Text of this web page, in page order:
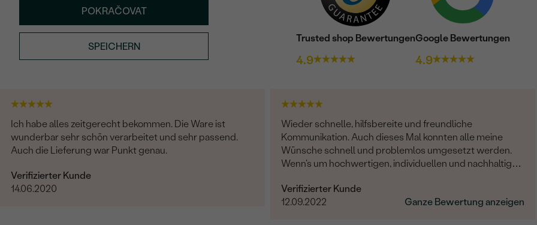
POKRAČOVAT
SPEICHERN
Trusted shop Bewertungen
4.9
Google Bewertungen
4.9
Ich habe alles zeitgerecht bekommen. Die Ware ist
wunderbar sehr schön verarbeitet und sehr passend.
Auch die Lieferung war Punkt genau.
Verifizierter Kunde
14.06.2020
Wieder schnelle, hilfsbereite und freundliche
Kommunikation. Auch dieses Mal konnten alle meine
Wünsche schnell und problemlos umgesetzt werden.
Wenn's um hochwertigen, individuellen und nachhaltigen
Verifizierter Kunde
12.09.2022
Ganze Bewertung anzeigen